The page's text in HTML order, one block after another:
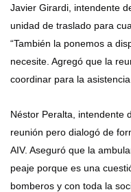
Javier Girardi, intendente
unidad de traslado para
“También la ponemos a
necesite. Agregó que la
coordinar para la
Néstor Peralta, intendente
reunión pero dialogó de
AIV. Aseguró que la
peaje porque es una
bomberos y con toda la